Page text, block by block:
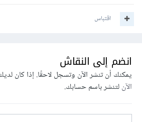
اقتباس
انضم إلى النقاش
يمكنك أن تنشر الآن وتسجل لاحقًا. إذا كان
الآنلتنشر باسم حسابك.